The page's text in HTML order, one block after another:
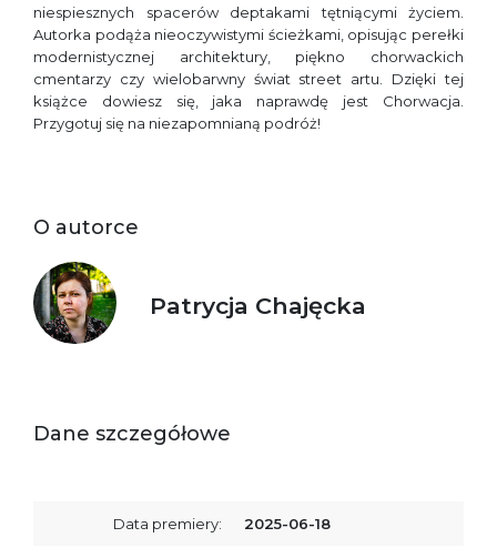
niespiesznych spacerów deptakami tętniącymi życiem.
Autorka podąża nieoczywistymi ścieżkami, opisując perełki
modernistycznej architektury, piękno chorwackich
cmentarzy czy wielobarwny świat street artu. Dzięki tej
książce dowiesz się, jaka naprawdę jest Chorwacja.
Przygotuj się na niezapomnianą podróż!
O autorce
Patrycja Chajęcka
Dane szczegółowe
Data premiery: 2025-06-18